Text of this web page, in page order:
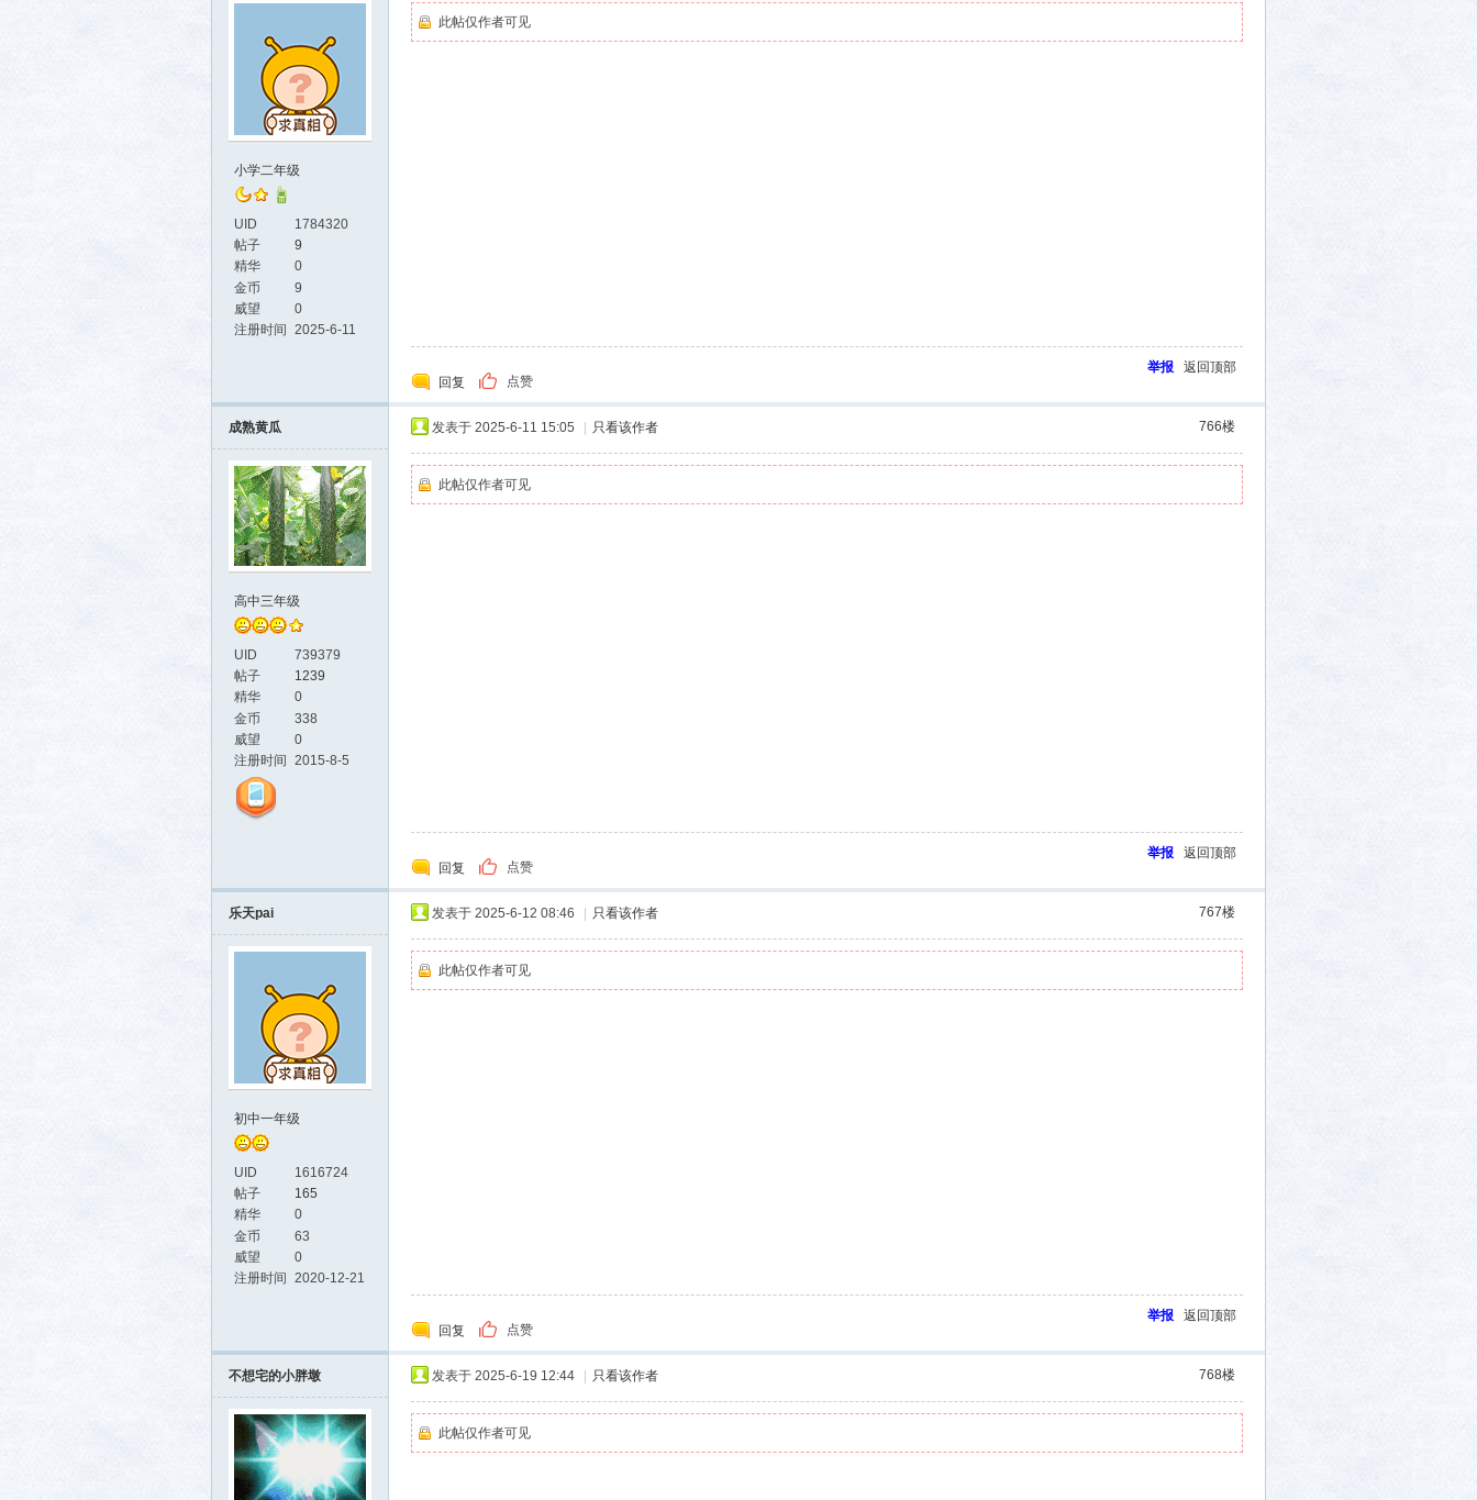
小学二年级
UID
1784320
帖子
9
精华
0
金币
9
威望
0
注册时间
2025-6-11
此帖仅作者可见
回复 点赞
举报 返回顶部
成熟黄瓜
高中三年级
UID
739379
帖子
1239
精华
0
金币
338
威望
0
注册时间
2015-8-5
766楼
发表于 2025-6-11 15:05 只看该作者
此帖仅作者可见
回复 点赞
举报 返回顶部
乐天pai
初中一年级
UID
1616724
帖子
165
精华
0
金币
63
威望
0
注册时间
2020-12-21
767楼
发表于 2025-6-12 08:46 只看该作者
此帖仅作者可见
回复 点赞
举报 返回顶部
不想宅的小胖墩 768楼
发表于 2025-6-19 12:44 只看该作者
此帖仅作者可见